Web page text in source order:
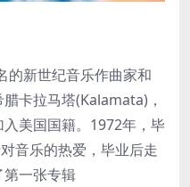
的新世纪音乐作曲家和
卡拉马塔(Kalamata)，
美国国籍。1972年，毕
音乐的热爱，毕业后走
一张专辑